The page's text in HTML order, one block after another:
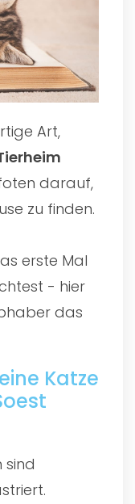
Art,
darauf,
zu finden.
erste Mal
- hier
das
Katze
sind